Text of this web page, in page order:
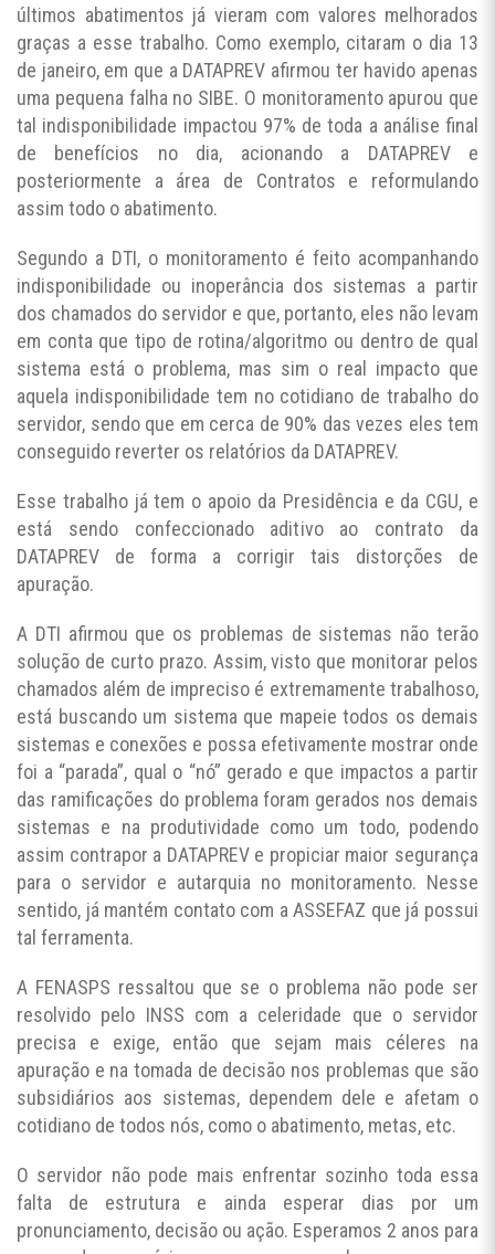
últimos abatimentos já vieram com valores melhorados
graças a esse trabalho. Como exemplo, citaram o dia 13
de janeiro, em que a DATAPREV afirmou ter havido apenas
uma pequena falha no SIBE. O monitoramento apurou que
tal indisponibilidade impactou 97% de toda a análise final
de benefícios no dia, acionando a DATAPREV e
posteriormente a área de Contratos e reformulando
assim todo o abatimento.
Segundo a DTI, o monitoramento é feito acompanhando
indisponibilidade ou inoperância dos sistemas a partir
dos chamados do servidor e que, portanto, eles não levam
em conta que tipo de rotina/algoritmo ou dentro de qual
sistema está o problema, mas sim o real impacto que
aquela indisponibilidade tem no cotidiano de trabalho do
servidor, sendo que em cerca de 90% das vezes eles tem
conseguido reverter os relatórios da DATAPREV.
Esse trabalho já tem o apoio da Presidência e da CGU, e
está sendo confeccionado aditivo ao contrato da
DATAPREV de forma a corrigir tais distorções de
apuração.
A DTI afirmou que os problemas de sistemas não terão
solução de curto prazo. Assim, visto que monitorar pelos
chamados além de impreciso é extremamente trabalhoso,
está buscando um sistema que mapeie todos os demais
sistemas e conexões e possa efetivamente mostrar onde
foi a “parada”, qual o “nó” gerado e que impactos a partir
das ramificações do problema foram gerados nos demais
sistemas e na produtividade como um todo, podendo
assim contrapor a DATAPREV e propiciar maior segurança
para o servidor e autarquia no monitoramento. Nesse
sentido, já mantém contato com a ASSEFAZ que já possui
tal ferramenta.
A FENASPS ressaltou que se o problema não pode ser
resolvido pelo INSS com a celeridade que o servidor
precisa e exige, então que sejam mais céleres na
apuração e na tomada de decisão nos problemas que são
subsidiários aos sistemas, dependem dele e afetam o
cotidiano de todos nós, como o abatimento, metas, etc.
O servidor não pode mais enfrentar sozinho toda essa
falta de estrutura e ainda esperar dias por um
pronunciamento, decisão ou ação. Esperamos 2 anos para